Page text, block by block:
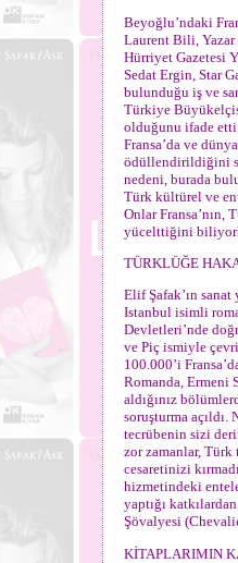
Beyoğlu’ndaki
Laurent Bili, Yazar
Hürriyet Gazetesi
Sedat Ergin, Star
bulunduğu iş ve
Türkiye
olduğunu ifade
Fransa’da ve
ödüllendirildiğini
nedeni, burada
Türk kültürel ve
Onlar
yücelttiğini
TÜRKLÜĞE
Elif Şafak’ın
Istanbul isimli
Devletleri’nde
ve Piç ismiyle
100.000’i
Romanda, Ermeni
aldığınız
soruşturma
tecrübenin sizi
zor zamanlar, Türk
cesaretinizi
hizmetindeki
yaptığı
Şövalyesi
KİTAPLARIMIN